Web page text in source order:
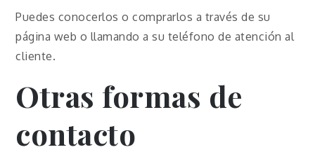
Puedes conocerlos o comprarlos a través de su
página web o llamando a su teléfono de atención al
cliente.
Otras formas de
contacto